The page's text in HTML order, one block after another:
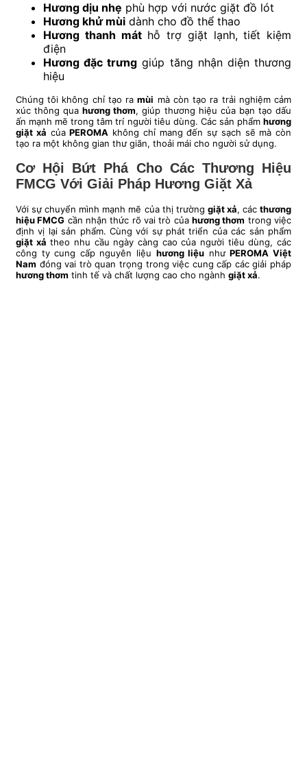
Hương dịu nhẹ phù hợp với nước giặt đồ lót
Hương khử mùi dành cho đồ thể thao
Hương thanh máthỗ trợ giặt lạnh, tiết kiệm
điện
Hương đặc trưng giúp tăng nhận diện thương
hiệu
Chúng tôi không chỉ tạo ramùi mà còn tạo ra trải nghiệm cảm
xúc thông quahương thơm, giúp thương hiệu của bạn tạo dấu
ấn mạnh mẽ trong tâm trí người tiêu dùng. Các sản phẩm hương
giặt xả củaPEROMA không chỉ mang đến sự sạch sẽ mà còn
tạo ra một không gian thư giãn, thoải mái cho người sử dụng.
Cơ Hội Bứt Phá Cho Các Thương Hiệu
FMCG Với Giải Pháp Hương Giặt Xả
Với sự chuyển mình mạnh mẽ của thị trường giặt xả, cácthương
hiệu FMCG cần nhận thức rõ vai trò củahương thơm trong việc
định vị lại sản phẩm. Cùng với sự phát triển của các sản phẩm
giặt xả theo nhu cầu ngày càng cao của người tiêu dùng, các
công ty cung cấp nguyên liệu hương liệu nhưPEROMA Việt
Nam đóng vai trò quan trọng trong việc cung cấp các giải pháp
hương thơm tinh tế và chất lượng cao cho ngành giặt xả.